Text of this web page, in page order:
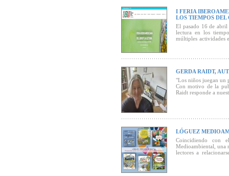
I FERIA
LOS TIEMPOS DEL
El pasado 16 de
lectura en los
múltiples actividades
GERDA RAIDT,
"Los niños juegan un
Con motivo de la
Raidt responde a
LÓGUEZ
Coincidiendo con
Medioambiental, una
lectores a